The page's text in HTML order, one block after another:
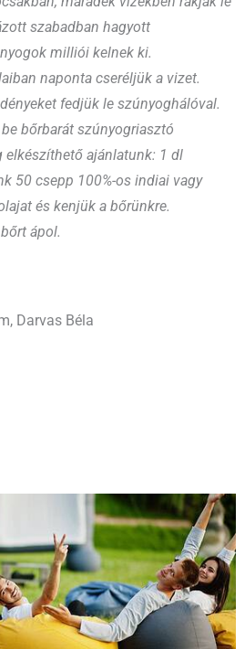
szabadban hagyott
milliói kelnek ki.
naponta cseréljük a vizet.
fedjük le szúnyoghálóval.
bőrbarát szúnyogriasztó
elkészíthető ajánlatunk: 1 dl
50 csepp 100%-os indiai vagy
és kenjük a bőrünkre.
ápol.
Darvas Béla